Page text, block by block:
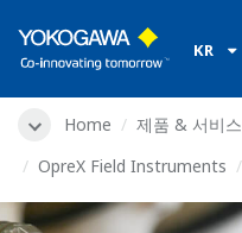
KR
Home 제품 & 서비스
OpreX Field Instruments